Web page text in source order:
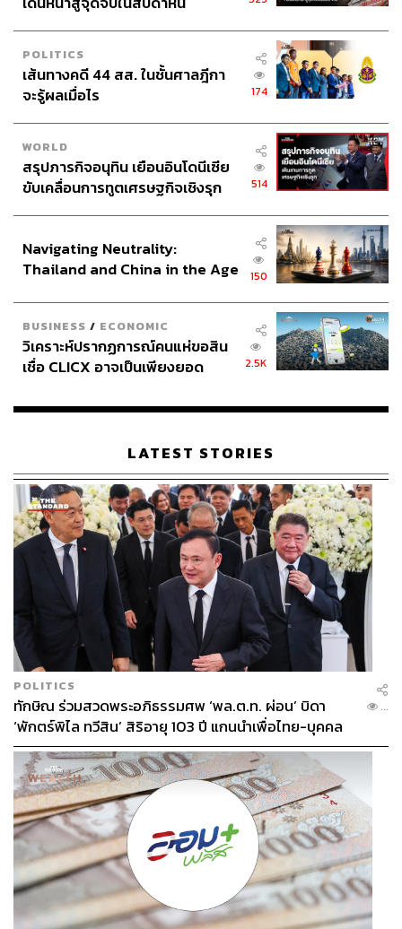
POLITICS
เส้นทางคดี 44 สส. ในชั้นศาลฎีกา
จะรู้ผลเมื่อไร
174
WORLD
สรุปภารกิจอนุทิน เยือนอินโดนีเซีย
ขับเคลื่อนการทูตเศรษฐกิจเชิงรุก
514
Navigating Neutrality:
Thailand and China in the Age
150
BUSINESS / ECONOMIC
วิเคราะห์ปรากฏการณ์คนแห่ขอสิน
เชื่อ CLICX อาจเป็นเพียงยอด
เรือนไทยที่ถูกซุกไว้
2.5K
LATEST STORIES
POLITICS
ทักษิณ ร่วมสวดพระอภิธรรมศพ ‘พล.ต.ท. ผ่อน’ บิดา
‘พักตร์พิไล ทวีสิน’ สิริอายุ 103 ปี แกนนำเพื่อไทย-บุคคล
หลากวงการร่วมอาลัย
...